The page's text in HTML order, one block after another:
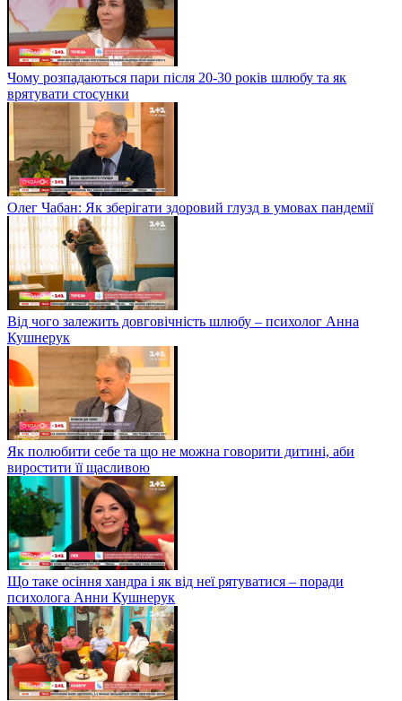
Чому розпадаються пари після 20-30 років шлюбу та як
врятувати стосунки
Олег Чабан: Як зберігати здоровий глузд в умовах пандемії
Від чого залежить довговічність шлюбу – психолог Анна
Кушнерук
Як полюбити себе та що не можна говорити дитині, аби
виростити її щасливою
Що таке осіння хандра і як від неї рятуватися – поради
психолога Анни Кушнерук